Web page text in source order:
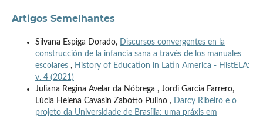
Artigos Semelhantes
Silvana Espiga Dorado, Discursos convergentes en la
construcción de la infancia sana a través de los manuales
escolares , History of Education in Latin America - HistELA:
v. 4 (2021)
Juliana Regina Avelar da Nóbrega , Jordi Garcia Farrero,
Lúcia Helena Cavasin Zabotto Pulino , Darcy Ribeiro e o
projeto da Universidade de Brasília: uma práxis em